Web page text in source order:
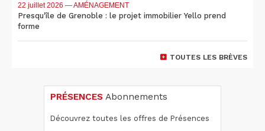
22 juillet 2026 — AMÉNAGEMENT
Presqu'île de Grenoble : le projet immobilier Yello prend
forme
TOUTES LES BRÈVES
PRÉSENCES Abonnements
Découvrez toutes les offres de Présences